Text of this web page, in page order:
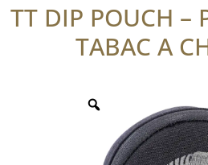
TT DIP POUCH –
TABAC A